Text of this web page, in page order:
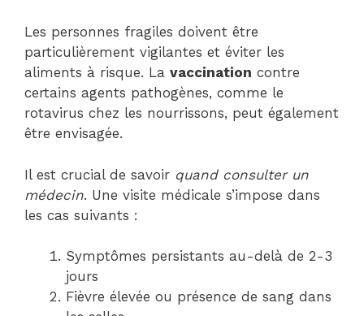
Les personnes fragiles doivent être
particulièrement vigilantes et éviter les
aliments à risque. La vaccination contre
certains agents pathogènes, comme le
rotavirus chez les nourrissons, peut également
être envisagée.
Il est crucial de savoir quand consulter un
médecin. Une visite médicale s’impose dans
les cas suivants :
Symptômes persistants au-delà de 2-3
jours
Fièvre élevée ou présence de sang dans